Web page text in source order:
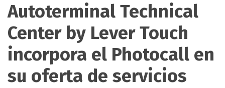
Autoterminal Technical
Center by Lever Touch
incorpora el Photocall en
su oferta de servicios